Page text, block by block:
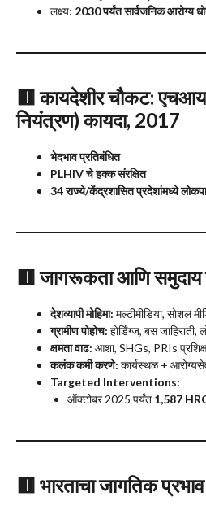
लक्ष्य: 2030 पर्यंत सार्वजनिक आरोग्य
🟥कायदेशीर चौकट:
नियंत्रण) कायदा, 2017
भेदभाव प्रतिबंधित
PLHIV चे हक्क संरक्षित
34 राज्ये/केंद्रशासित प्रदेशांमध्ये
🟥जागरूकता आणि समुदाय
देशव्यापी मोहिमा: मल्टीमीडिया, सोशल
ग्रामीण पोहोच: होर्डिंग्ज, बस
क्षमता वाढ: आशा, SHGs, PRIs
कलंक कमी करणे: कार्यस्थळ +
Targeted Interventions:
ऑक्टोबर 2025 पर्यंत 1,587
🟥 भारताचा जागतिक प्रभाव